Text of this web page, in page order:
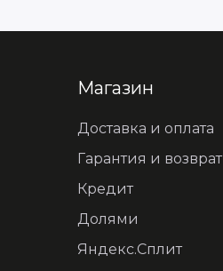
Магазин
Доставка и оплата
Гарантия и возврат
Кредит
Долями
Яндекс.Сплит